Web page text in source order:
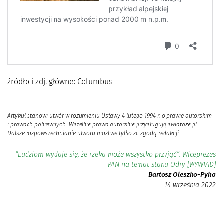
źródło i zdj. główne: Columbus
Artykuł stanowi utwór w rozumieniu Ustawy 4 lutego 1994 r. o prawie autorskim
i prawach pokrewnych. Wszelkie prawa autorskie przysługują swiatoze.pl.
Dalsze rozpowszechnianie utworu możliwe tylko za zgodą redakcji.
“Ludziom wydaje się, że rzeka może wszystko przyjąć”. Wiceprezes
PAN na temat stanu Odry [WYWIAD]
Bartosz Oleszko-Pyka
14 września 2022